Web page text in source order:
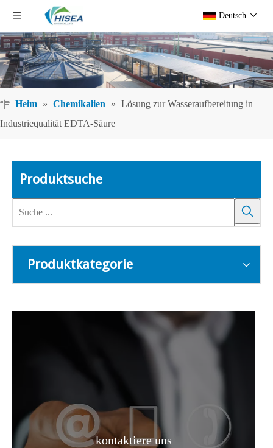
Deutsch
Heim » Chemikalien » Lösung zur Wasseraufbereitung in
Industriequalität EDTA-Säure
Produktsuche
Produktkategorie
kontaktiere uns